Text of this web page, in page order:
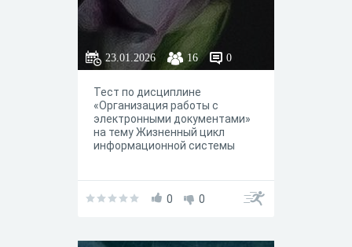
23.01.2026 16 0
Тест по дисциплине
«Организация работы с
электронными документами»
на тему Жизненный цикл
информационной системы
0 0